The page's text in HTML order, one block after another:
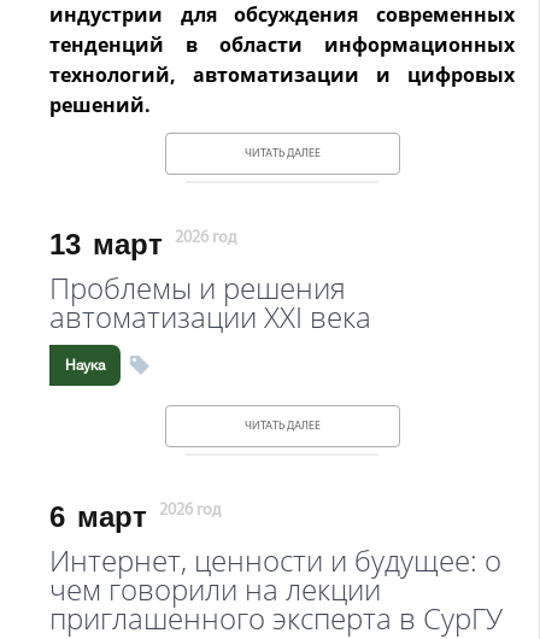
индустрии для обсуждения современных
тенденций в области информационных
технологий, автоматизации и цифровых
решений.
ЧИТАТЬ ДАЛЕЕ
13 март 2026 год
Проблемы и решения
автоматизации XXI века
Наука
ЧИТАТЬ ДАЛЕЕ
6 март 2026 год
Интернет, ценности и будущее: о
чем говорили на лекции
приглашенного эксперта в СурГУ